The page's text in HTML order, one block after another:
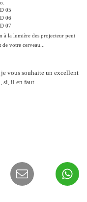
à la lumière des projecteur peut
votre cerveau...
je vous souhaite un excellent
si, il en faut.